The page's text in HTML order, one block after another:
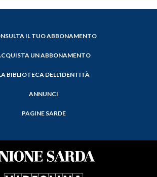
IL TUO ABBONAMENTO
UN ABBONAMENTO
BIBLIOTECA DELL'IDENTITÀ
ANNUNCI
PAGINE SARDE